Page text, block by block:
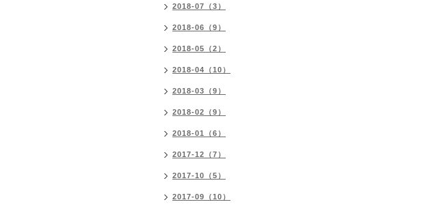
2018-07（3）
2018-06（9）
2018-05（2）
2018-04（10）
2018-03（9）
2018-02（9）
2018-01（6）
2017-12（7）
2017-10（5）
2017-09（10）